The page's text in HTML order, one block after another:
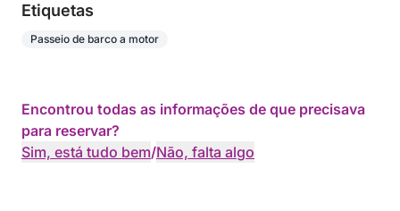
Etiquetas
Passeio de barco a motor
Encontrou todas as informações de que precisava
para reservar?
Sim, está tudo bem/Não, falta algo